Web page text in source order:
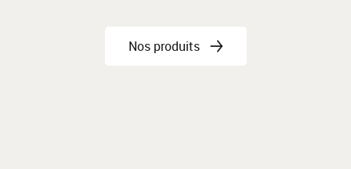
Nos produits